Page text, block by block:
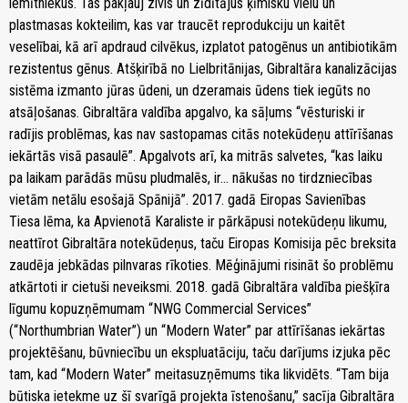
iemītniekus. Tas pakļauj zivis un zīdītājus ķīmisku vielu un
plastmasas kokteilim, kas var traucēt reprodukciju un kaitēt
veselībai, kā arī apdraud cilvēkus, izplatot patogēnus un antibiotikām
rezistentus gēnus. Atšķirībā no Lielbritānijas, Gibraltāra kanalizācijas
sistēma izmanto jūras ūdeni, un dzeramais ūdens tiek iegūts no
atsāļošanas. Gibraltāra valdība apgalvo, ka sāļums “vēsturiski ir
radījis problēmas, kas nav sastopamas citās notekūdeņu attīrīšanas
iekārtās visā pasaulē”. Apgalvots arī, ka mitrās salvetes, “kas laiku
pa laikam parādās mūsu pludmalēs, ir… nākušas no tirdzniecības
vietām netālu esošajā Spānijā”. 2017. gadā Eiropas Savienības
Tiesa lēma, ka Apvienotā Karaliste ir pārkāpusi notekūdeņu likumu,
neattīrot Gibraltāra notekūdeņus, taču Eiropas Komisija pēc breksita
zaudēja jebkādas pilnvaras rīkoties. Mēģinājumi risināt šo problēmu
atkārtoti ir cietuši neveiksmi. 2018. gadā Gibraltāra valdība piešķīra
līgumu kopuzņēmumam “NWG Commercial Services”
(“Northumbrian Water”) un “Modern Water” par attīrīšanas iekārtas
projektēšanu, būvniecību un ekspluatāciju, taču darījums izjuka pēc
tam, kad “Modern Water” meitasuzņēmums tika likvidēts. “Tam bija
būtiska ietekme uz šī svarīgā projekta īstenošanu,” sacīja Gibraltāra